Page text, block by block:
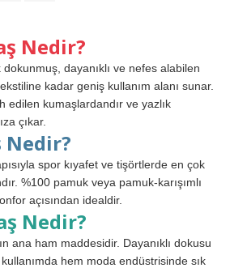
Nedir?
dayanıklı ve nefes alabilen
kadar geniş kullanım alanı sunar.
edilen kumaşlardandır ve yazlık
çıkar.
Nedir?
spor kıyafet ve tişörtlerde en çok
%100 pamuk veya pamuk-karışımlı
açısından idealdir.
Nedir?
ana ham maddesidir. Dayanıklı dokusu
hem moda endüstrisinde sık